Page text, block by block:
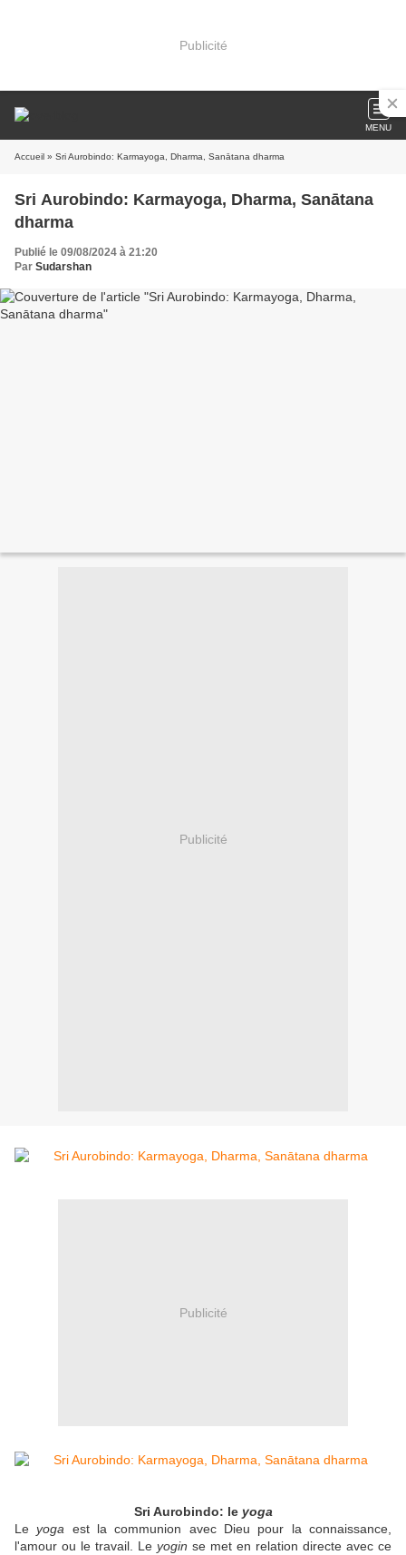
Publicité
MENU
Accueil » Sri Aurobindo: Karmayoga, Dharma, Sanātana dharma
Sri Aurobindo: Karmayoga, Dharma, Sanātana
dharma
Publié le 09/08/2024 à 21:20
Par Sudarshan
Publicité
Publicité
Sri Aurobindo: leyoga
Leyoga est la communion avec Dieu pour la connaissance,
l'amour ou le travail. Le yogin se met en relation directe avec ce